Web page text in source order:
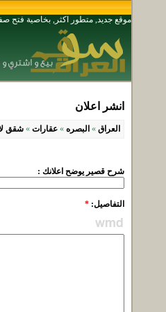
موقع جديد, متطور اكثر, بخاصية فتح
انشر اعلان
العراق » البصره » عقارات » شقق
شرح قصير يوضح اعلانك :
التفاصيل: *